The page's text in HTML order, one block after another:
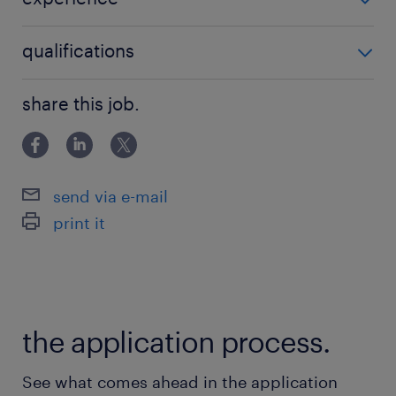
werkdag
Als klantadviseur ben jij de drijvende kracht
achter een positieve klantervaring. Je bent
Je bent een enthousiaste teamspeler die
graag klanten helpt;
qualifications
share this job.
send via e-mail
print it
the application process.
See what comes ahead in the application